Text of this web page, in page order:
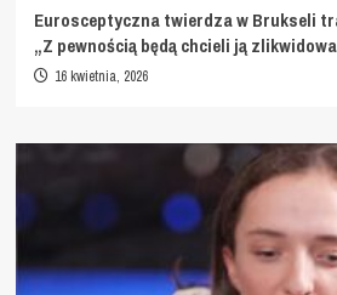
Eurosceptyczna twierdza w Brukseli
„Z pewnością będą chcieli ją
16 kwietnia, 2026